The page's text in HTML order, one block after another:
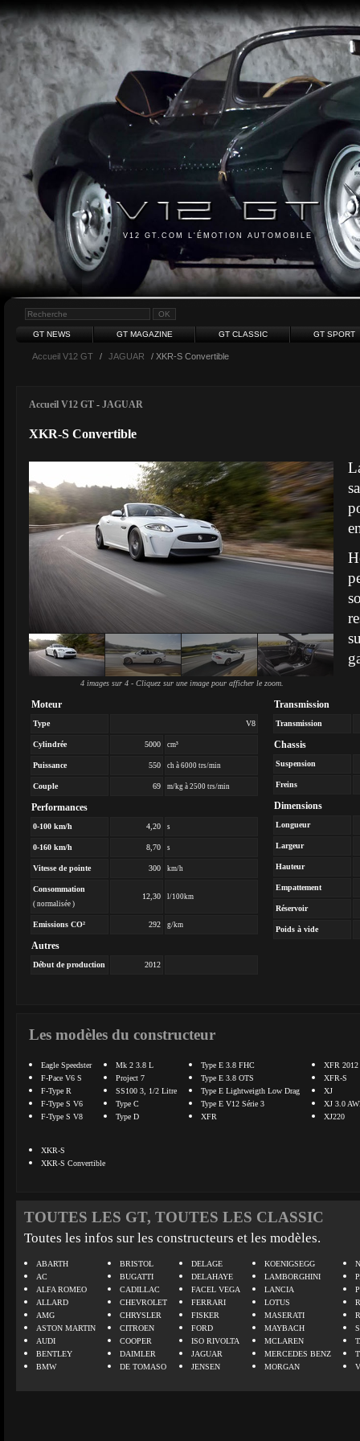
V12 GT.COM L'ÉMOTION AUTOMOBILE
GT NEWS GT MAGAZINE GT CLASSIC GT SPORT
Accueil V12 GT / JAGUAR / XKR-S Convertible
Accueil V12 GT - JAGUAR
XKR-S Convertible
4 images sur 4 - Cliquez sur une image pour afficher le zoom.
Moteur
Type V8
Cylindrée 5000 cm³
Puissance 550 ch à 6000 trs/min
Couple 69 m/kg à 2500 trs/min
Performances
0-100 km/h 4,20 s
0-160 km/h 8,70 s
Vitesse de pointe 300 km/h
Consommation
( normalisée )
12,30 l/100km
Emissions CO² 292 g/km
Autres
Début de production 2012
Transmission
Transmission
Chassis
Suspension
Freins
Dimensions
Longueur
Largeur
Hauteur
Empattement
Réservoir
Poids à vide
Les modèles du constructeur
Eagle Speedster
F-Pace V6 S
F-Type R
F-Type S V6
F-Type S V8
Mk 2 3.8 L
Project 7
SS100 3, 1/2 Litre
Type C
Type D
Type E 3.8 FHC
Type E 3.8 OTS
Type E Lightweigth Low Drag
Type E V12 Série 3
XFR
XFR 2012
XFR-S
XJ
XJ 3.0
XJ220
XKR-S
XKR-S Convertible
TOUTES LES GT, TOUTES LES CLASSIC
Toutes les infos sur les constructeurs et les modèles.
ABARTH
AC
ALFA ROMEO
ALLARD
AMG
ASTON MARTIN
AUDI
BENTLEY
BMW
BRISTOL
BUGATTI
CADILLAC
CHEVROLET
CHRYSLER
CITROEN
COOPER
DAIMLER
DE TOMASO
DELAGE
DELAHAYE
FACEL VEGA
FERRARI
FISKER
FORD
ISO RIVOLTA
JAGUAR
JENSEN
KOENIGSEGG
LAMBORGHINI
LANCIA
LOTUS
MASERATI
MAYBACH
MCLAREN
MERCEDES BENZ
MORGAN